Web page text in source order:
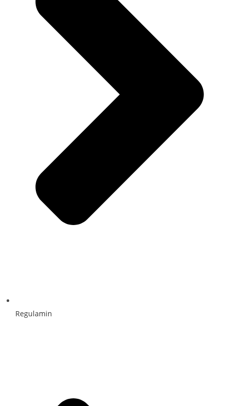
Regulamin